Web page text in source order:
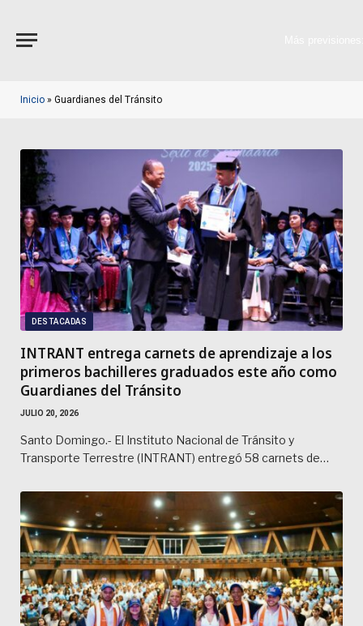
Inicio » Guardianes del Tránsito
DESTACADAS
INTRANT entrega carnets de aprendizaje a los
primeros bachilleres graduados este año como
Guardianes del Tránsito
JULIO 20, 2026
Santo Domingo.- El Instituto Nacional de Tránsito y
Transporte Terrestre (INTRANT) entregó 58 carnets de…